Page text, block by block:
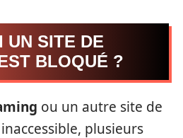
UN SITE DE
BLOQUÉ ?
ou un autre site de
plusieurs